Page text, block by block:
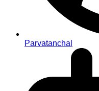
Parvatanchal